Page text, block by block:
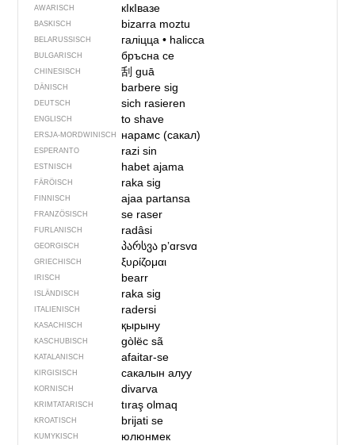
AWARISCH кIкIвазе
BASKISCH bizarra moztu
BELARUSSISCH галіцца• halicca
BULGARISCH бръсна се
CHINESISCH 刮guā
DÄNISCH barbere sig
DEUTSCH sich rasieren
ENGLISCH to shave
ERSJA-MORDWINISCH нарамс (сакал)
ESPERANTO razi sin
ESTNISCH habet ajama
FÄRÖISCH raka sig
FINNISCH ajaa partansa
FRANZÖSISCH se raser
FURLANISCH radâsi
GEORGISCH პარსვა pʼɑrsvɑ
GRIECHISCH ξυρίζομαι
IRISCH bearr
ISLÄNDISCH raka sig
ITALIENISCH radersi
KASACHISCH қырыну
KASCHUBISCH gòlëc sã
KATALANISCH afaitar-se
KIRGISISCH сакалын алуу
KORNISCH divarva
KRIMTATARISCH tıraş olmaq
KROATISCH brijati se
KUMYKISCH юлюнмек